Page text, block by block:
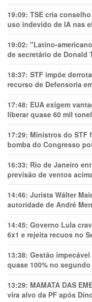
19:09: TSE cria
uso indevido de IA nas
19:02: "Latino-
de secretário de Donald
18:37: STF impõe
recurso de Defensoria
17:48: EUA exigem
liberar quase 60 mil
17:29: Ministros do STF
bomba do Congresso
16:33: Rio de Janeiro
previsão de ventos
14:46: Jurista Wálter
autoridade de André
14:45: Governo Lula
6x1 e rejeita recuos no
13:38: Gestão
quase 100% no
13:29: MAMATA DAS
vira alvo da PF após